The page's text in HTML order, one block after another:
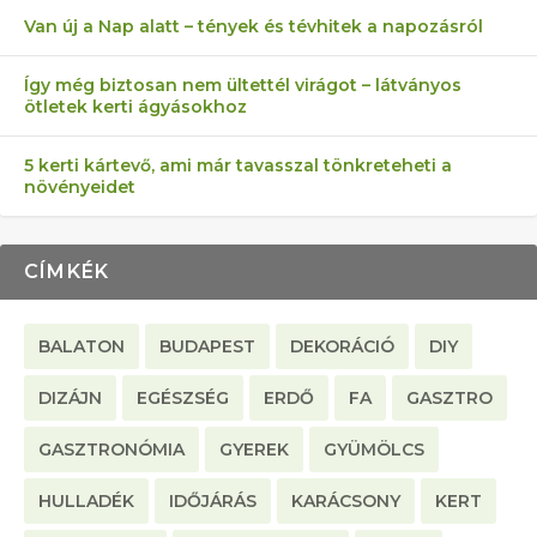
Van új a Nap alatt – tények és tévhitek a napozásról
Így még biztosan nem ültettél virágot – látványos
ötletek kerti ágyásokhoz
5 kerti kártevő, ami már tavasszal tönkreteheti a
növényeidet
CÍMKÉK
BALATON BUDAPEST DEKORÁCIÓ DIY
DIZÁJN EGÉSZSÉG ERDŐ FA GASZTRO
GASZTRONÓMIA GYEREK GYÜMÖLCS
HULLADÉK IDŐJÁRÁS KARÁCSONY KERT